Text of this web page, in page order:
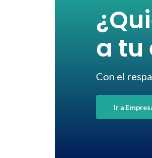
a tu
Con el
Ir a